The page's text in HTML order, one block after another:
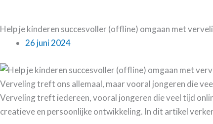
Help je kinderen succesvoller (offline) omgaan met
26 juni 2024
Verveling treft ons allemaal, maar vooral jongeren die
Verveling treft iedereen, vooral jongeren die veel tijd
creatieve en persoonlijke ontwikkeling. In dit artikel